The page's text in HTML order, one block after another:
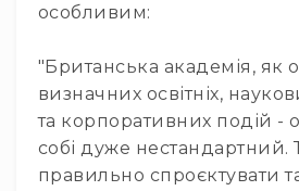
особливим:
"Британська академія, як
визначних освітніх,
та корпоративних подій -
собі дуже нестандартний.
правильно спроєктувати